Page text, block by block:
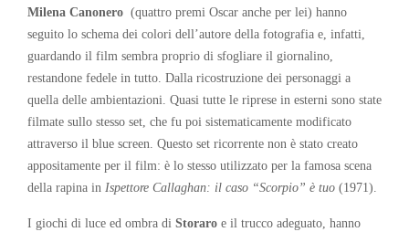
Milena Canonero (quattro premi Oscar anche per lei) hanno
seguito lo schema dei colori dell’autore della fotografia e, infatti,
guardando il film sembra proprio di sfogliare il giornalino,
restandone fedele in tutto. Dalla ricostruzione dei personaggi a
quella delle ambientazioni. Quasi tutte le riprese in esterni sono state
filmate sullo stesso set, che fu poi sistematicamente modificato
attraverso il blue screen. Questo set ricorrente non è stato creato
appositamente per il film: è lo stesso utilizzato per la famosa scena
della rapina in Ispettore Callaghan: il caso “Scorpio” è tuo (1971).
I giochi di luce ed ombra di Storaro e il trucco adeguato, hanno